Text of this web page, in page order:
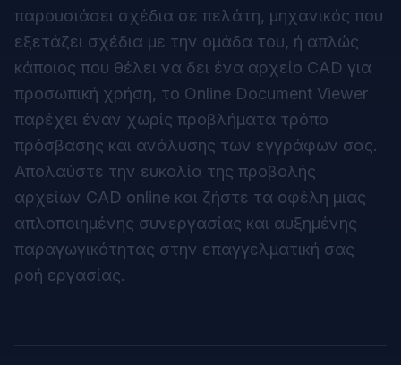
παρουσιάσει σχέδια σε πελάτη, μηχανικός που
εξετάζει σχέδια με την ομάδα του, ή απλώς
κάποιος που θέλει να δει ένα αρχείο CAD για
προσωπική χρήση, το Online Document Viewer
παρέχει έναν χωρίς προβλήματα τρόπο
πρόσβασης και ανάλυσης των εγγράφων σας.
Απολαύστε την ευκολία της προβολής
αρχείων CAD online και ζήστε τα οφέλη μιας
απλοποιημένης συνεργασίας και αυξημένης
παραγωγικότητας στην επαγγελματική σας
ροή εργασίας.